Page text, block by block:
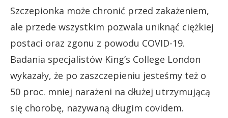
Szczepionka może chronić przed zakażeniem,
ale przede wszystkim pozwala uniknąć ciężkiej
postaci oraz zgonu z powodu COVID-19.
Badania specjalistów King’s College London
wykazały, że po zaszczepieniu jesteśmy też o
50 proc. mniej narażeni na dłużej utrzymującą
się chorobę, nazywaną długim covidem.